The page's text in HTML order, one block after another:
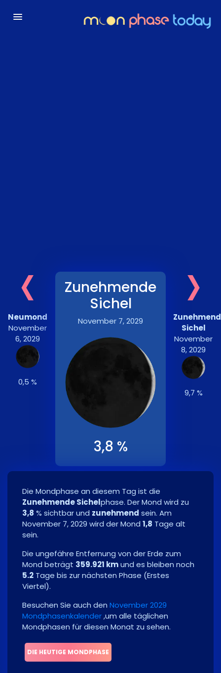
‹
Neumond
November
6, 2029
0,5 %
Zunehmende
Sichel
November 7, 2029
3,8 %
›
Sichel
November
8, 2029
9,7 %
Die Mondphase an diesem Tag ist die
Zunehmende Sichelphase. Der Mond wird zu
3,8 % sichtbar und zunehmend sein. Am
November 7, 2029 wird der Mond 1,8 Tage alt
sein.
Die ungefähre Entfernung von der Erde zum
Mond beträgt 359.921 kmund es bleiben noch
5.2 Tage bis zur nächsten Phase (Erstes
Viertel).
Besuchen Sie auch den November 2029
Mondphasenkalender,um alle täglichen
Mondphasen für diesen Monat zu sehen.
DIE HEUTIGE MONDPHASE